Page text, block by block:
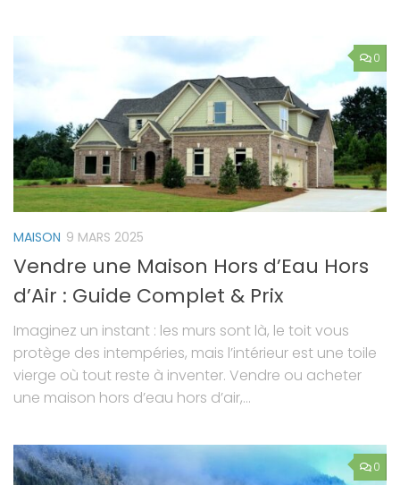
0
MAISON 9 MARS 2025
Vendre une Maison Hors d’Eau Hors
d’Air : Guide Complet & Prix
Imaginez un instant : les murs sont là, le toit vous
protège des intempéries, mais l’intérieur est une toile
vierge où tout reste à inventer. Vendre ou acheter
une maison hors d’eau hors d’air,...
0